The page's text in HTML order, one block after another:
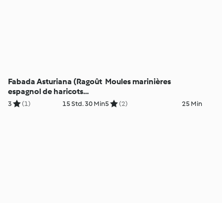
Fabada Asturiana (Ragoût
espagnol de haricots
blancs des Asturies)
3 (1) 15 Std. 30 Min
Moules marinières
5 (2) 25 Min